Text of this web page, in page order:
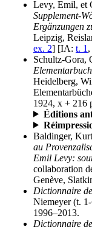
Levy, Emil, et
Supplement-
Ergänzungen
Leipzig,
ex. 2] [IA: t. 1 ,
Schultz-Gora,
Heidelberg,
1924, x + 216
Éditions
Baldinger,
au
Emil Levy:
collaboration
Genève,
Dictionnaire
Niemeyer (t.
1996–2013.
Dictionnaire